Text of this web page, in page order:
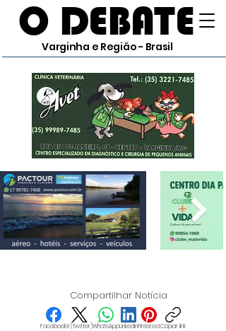
O DEBATE
Varginha e Região - Brasil
Compartilhar Notícia
FacebookX (Twitter)WhatsAppLinkedInPinterestCopiar link